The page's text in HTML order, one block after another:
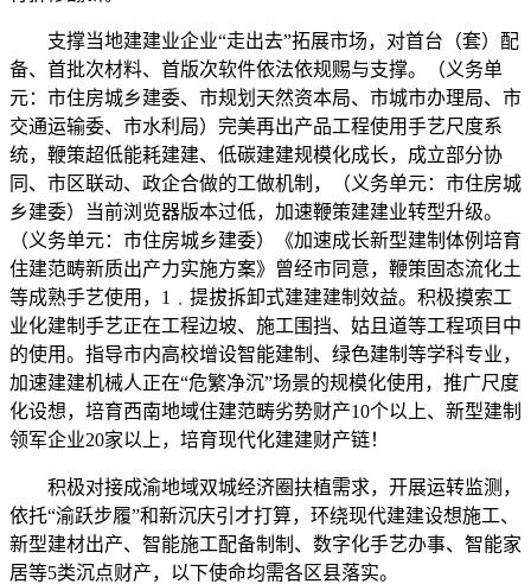
支撑当地建建业企业“走出去”拓展市场，对首台（套）配
备、首批次材料、首版次软件依法依规赐与支撑。（义务单
元：市住房城乡建委、市规划天然资本局、市城市办理局、市
交通运输委、市水利局）完美再出产品工程使用手艺尺度系
统，鞭策超低能耗建建、低碳建建规模化成长，成立部分协
同、市区联动、政企合做的工做机制，（义务单元：市住房城
乡建委）当前浏览器版本过低，加速鞭策建建业转型升级。
（义务单元：市住房城乡建委）《加速成长新型建制体例培育
住建范畴新质出产力实施方案》曾经市同意，鞭策固态流化土
等成熟手艺使用，1﹒提拔拆卸式建建建制效益。积极摸索工
业化建制手艺正在工程边坡、施工围挡、姑且道等工程项目中
的使用。指导市内高校增设智能建制、绿色建制等学科专业，
加速建建机械人正在“危繁净沉”场景的规模化使用，推广尺度
化设想，培育西南地域住建范畴劣势财产10个以上、新型建制
领军企业20家以上，培育现代化建建财产链！
积极对接成渝地域双城经济圈扶植需求，开展运转监测，
依托“渝跃步履”和新沉庆引才打算，环绕现代建建设想施工、
新型建材出产、智能施工配备制制、数字化手艺办事、智能家
居等5类沉点财产，以下使命均需各区县落实。